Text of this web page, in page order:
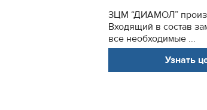
ЗЦМ “ДИАМОЛ”
Входящий в состав
все необходимые ...
Узнать